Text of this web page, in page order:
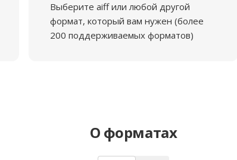
Выберите aiff или любой другой
формат, который вам нужен (более
200 поддерживаемых форматов)
О форматах